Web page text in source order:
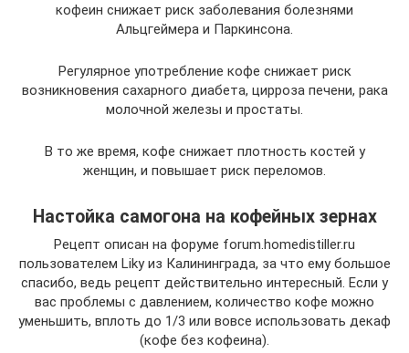
кофеин снижает риск заболевания болезнями
Альцгеймера и Паркинсона.
Регулярное употребление кофе снижает риск
возникновения сахарного диабета, цирроза печени, рака
молочной железы и простаты.
В то же время, кофе снижает плотность костей у
женщин, и повышает риск переломов.
Настойка самогона на кофейных зернах
Рецепт описан на форуме forum.homedistiller.ru
пользователем Liky из Калининграда, за что ему большое
спасибо, ведь рецепт действительно интересный. Если у
вас проблемы с давлением, количество кофе можно
уменьшить, вплоть до 1/3 или вовсе использовать декаф
(кофе без кофеина).